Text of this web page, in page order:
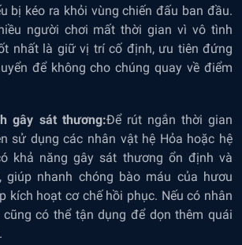
bị kéo ra khỏi vùng chiến đấu ban đầu.
người chơi mất thời gian vì vô tình
nhất là giữ vị trí cố định, ưu tiên đứng
để không cho chúng quay về điểm
gây sát thương:Để rút ngắn thời gian
sử dụng các nhân vật hệ Hỏa hoặc hệ
khả năng gây sát thương ổn định và
giúp nhanh chóng bào máu của hươu
kích hoạt cơ chế hồi phục. Nếu có nhân
có thể tận dụng để dọn thêm quái